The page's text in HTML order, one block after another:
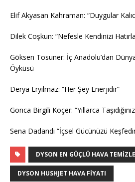
Elif Akyasan Kahraman: “Duygular
Dilek Coşkun: “Nefesle Kendinizi
Göksen Tosuner: İç Anadolu’dan
Öyküsü
Derya Eryılmaz: “Her Şey Enerjidir”
Gonca Birgili Koçer: “Yıllarca
Sena Dadandı “İçsel Gücünüzü
DYSON EN GÜÇLÜ HAVA
DYSON HUSHJET HAVA FIYATI